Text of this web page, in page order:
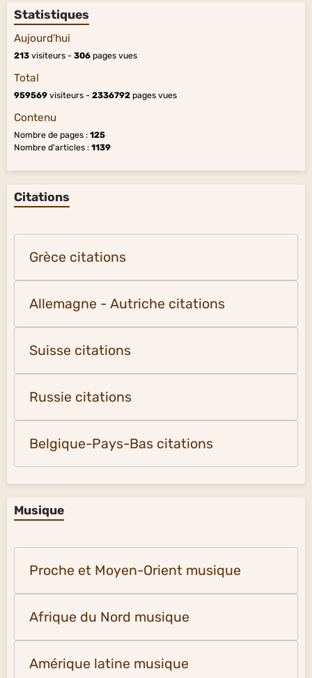
Statistiques
Aujourd'hui
213 visiteurs - 306 pages vues
Total
959569 visiteurs - 2336792 pages vues
Contenu
Nombre de pages : 125
Nombre d'articles : 1139
Citations
Grèce citations
Allemagne - Autriche citations
Suisse citations
Russie citations
Belgique-Pays-Bas citations
Musique
Proche et Moyen-Orient musique
Afrique du Nord musique
Amérique latine musique